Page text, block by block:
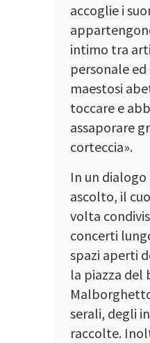
accoglie i
intimo tra
personale
maestosi
toccare e
assaporare
corteccia».
In un
ascolto, il
volta
concerti
spazi aperti
la piazza del
serali, degli
raccolte.